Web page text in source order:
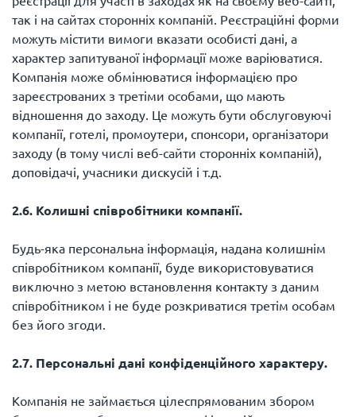
так і на сайтах сторонніх компаній. Реєстраційні форми
можуть містити вимоги вказати особисті дані, а
характер запитуваної інформації може варіюватися.
Компанія може обмінюватися інформацією про
зареєстрованих з третіми особами, що мають
відношення до заходу. Це можуть бути обслуговуючі
компанії, готелі, промоутери, спонсори, організатори
заходу (в тому числі веб-сайти сторонніх компаній),
доповідачі, учасники дискусій і т.д.
2.6. Колишні співробітники компанії.
Будь-яка персональна інформація, надана колишнім
співробітником компанії, буде використовуватися
виключно з метою встановлення контакту з даним
співробітником і не буде розкриватися третім особам
без його згоди.
2.7. Персональні дані конфіденційного характеру.
Компанія не займається цілеспрямованим збором